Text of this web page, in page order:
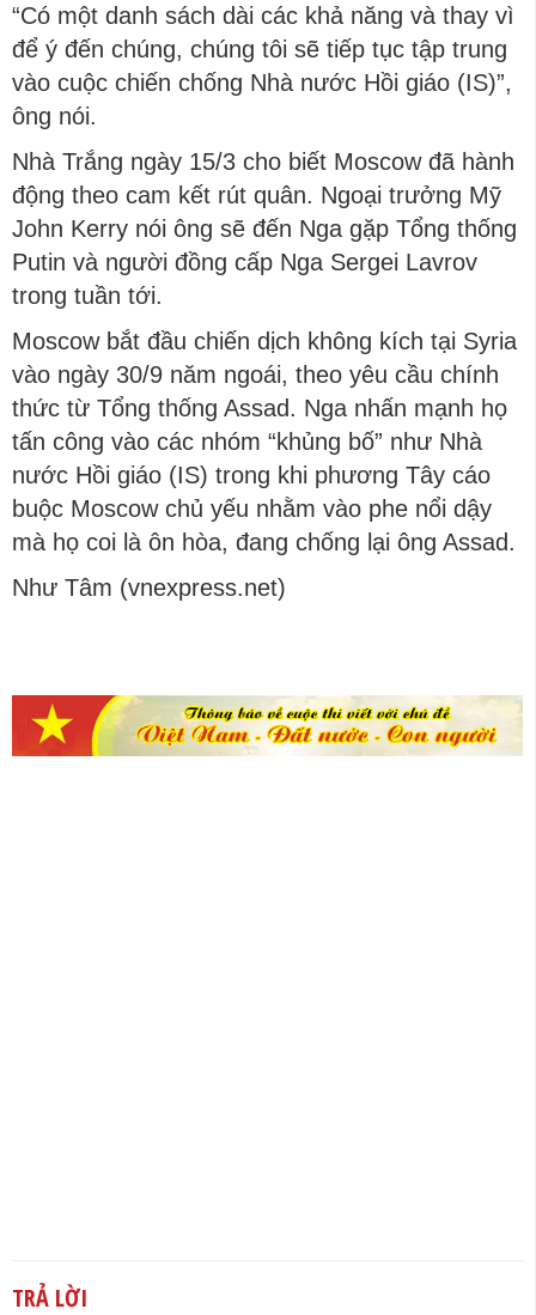
“Có một danh sách dài các khả năng và thay vì
để ý đến chúng, chúng tôi sẽ tiếp tục tập trung
vào cuộc chiến chống Nhà nước Hồi giáo (IS)”,
ông nói.
Nhà Trắng ngày 15/3 cho biết Moscow đã hành
động theo cam kết rút quân. Ngoại trưởng Mỹ
John Kerry nói ông sẽ đến Nga gặp Tổng thống
Putin và người đồng cấp Nga Sergei Lavrov
trong tuần tới.
Moscow bắt đầu chiến dịch không kích tại Syria
vào ngày 30/9 năm ngoái, theo yêu cầu chính
thức từ Tổng thống Assad. Nga nhấn mạnh họ
tấn công vào các nhóm “khủng bố” như Nhà
nước Hồi giáo (IS) trong khi phương Tây cáo
buộc Moscow chủ yếu nhằm vào phe nổi dậy
mà họ coi là ôn hòa, đang chống lại ông Assad.
Như Tâm (vnexpress.net)
TRẢ LỜI